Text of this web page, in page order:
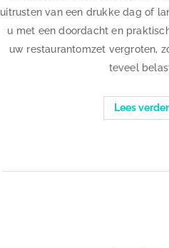
uitrusten van een drukke dag of
u met een doordacht en
uw restaurantomzet vergroten,
teveel
Lees verder